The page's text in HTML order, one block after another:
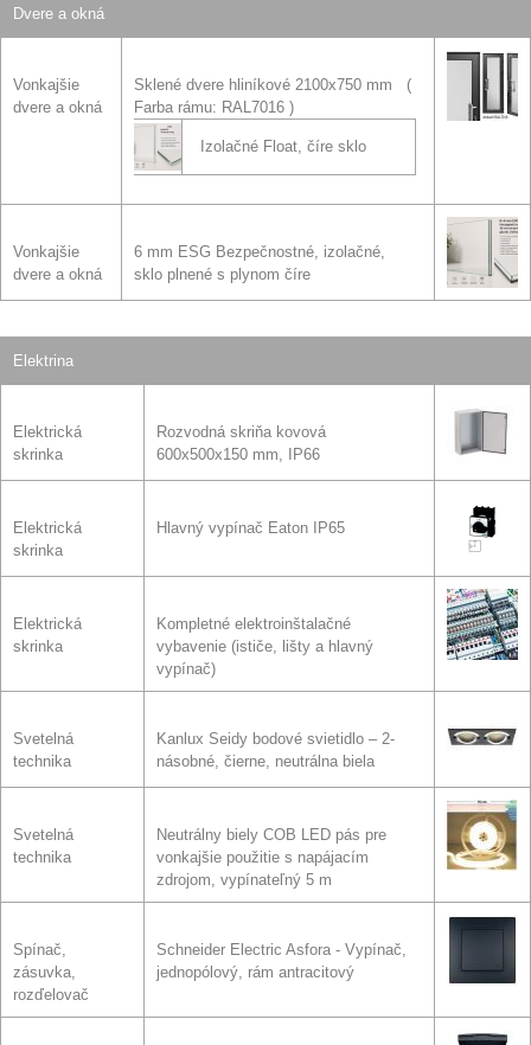
Dvere a okná
Vonkajšie
dvere a okná
Sklené dvere hliníkové 2100x750 mm
Farba rámu: RAL7016
Izolačné Float, číre sklo
Vonkajšie
dvere a okná
6 mm ESG Bezpečnostné, izolačné,
sklo plnené s plynom číre
Elektrina
Elektrická
skrinka
Rozvodná skriňa kovová
600x500x150 mm, IP66
Elektrická
skrinka
Hlavný vypínač Eaton IP65
Elektrická
skrinka
Kompletné elektroinštalačné
vybavenie (ističe, lišty a hlavný
vypínač)
Svetelná
technika
Kanlux Seidy bodové svietidlo – 2-
násobné, čierne, neutrálna biela
Svetelná
technika
Neutrálny biely COB LED pás pre
vonkajšie použitie s napájacím
zdrojom, vypínateľný 5 m
Spínač,
zásuvka,
rozďelovač
Schneider Electric Asfora - Vypínač,
jednopólový, rám antracitový